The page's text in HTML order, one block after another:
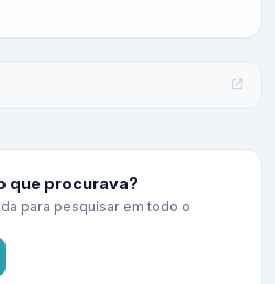
que procurava?
para pesquisar em todo o